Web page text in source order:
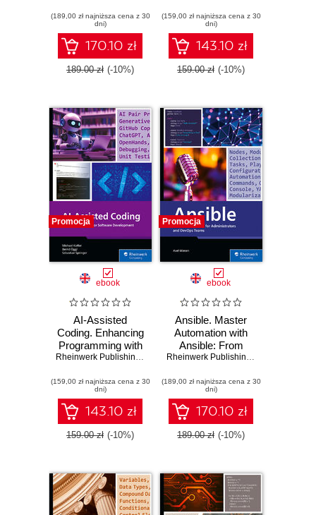
(189,00 zł najniższa cena z 30
dni)
170.10 zł
189.00 zł (-10%)
(159,00 zł najniższa cena z 30
dni)
143.10 zł
159.00 zł (-10%)
Promocja
ebook
AI-Assisted
Coding. Enhancing
Programming with
AI Tools and
Rheinwerk Publishing, Michael Kofler,Bernd Öggl
(159,00 zł najniższa cena z 30
dni)
143.10 zł
159.00 zł (-10%)
Promocja
ebook
Ansible. Master
Automation with
Ansible: From
Installation to
Playbook
Techniques
Rheinwerk Publishing,
(189,00 zł najniższa cena z 30
dni)
170.10 zł
189.00 zł (-10%)